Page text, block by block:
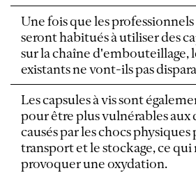
Une fois que les professionnels
seront habitués à utiliser des
sur la chaîne d'embouteillage,
existants ne vont-ils pas
Les capsules à vis sont
pour être plus vulnérables aux
causés par les chocs
transport et le stockage, ce qui
provoquer une oxydation.